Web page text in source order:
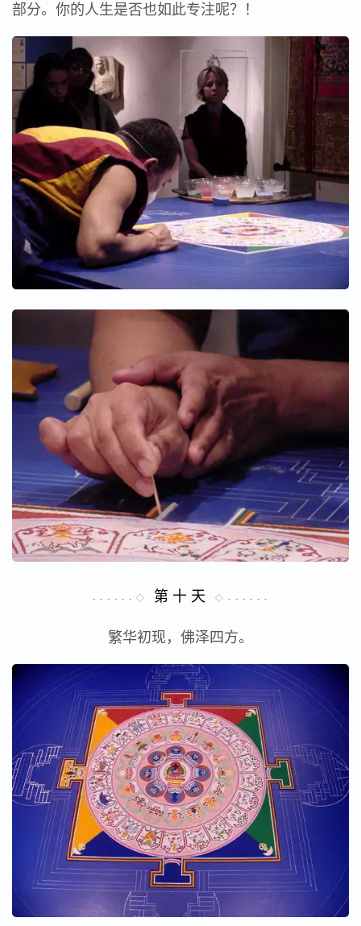
部分。你的人生是否也如此专注呢？！
- - - - - - ◇ 第 十 天 ◇ - - - - - -
繁华初现，佛泽四方。